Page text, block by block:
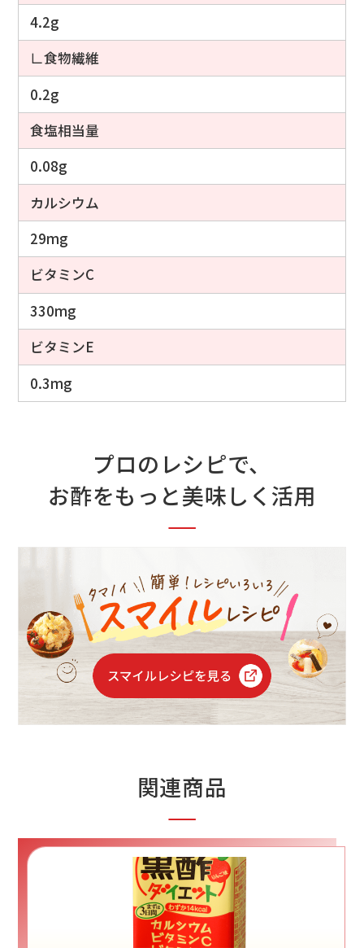
4.2g
∟食物繊維
0.2g
食塩相当量
0.08g
カルシウム
29mg
ビタミンC
330mg
ビタミンE
0.3mg
プロのレシピで、
お酢をもっと美味しく活用
関連商品